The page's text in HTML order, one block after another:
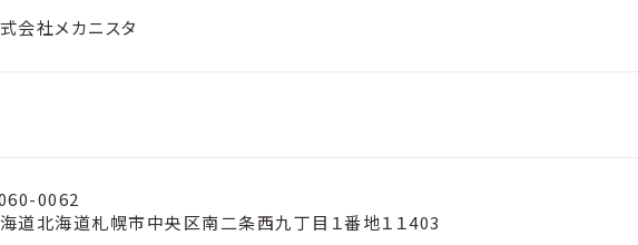
会社メカニスタ
0062
道北海道札幌市中央区南二条西九丁目１番地１１403